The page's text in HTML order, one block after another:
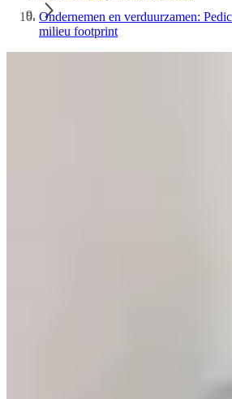
Ondernemen en verduurzamen:
milieu footprint